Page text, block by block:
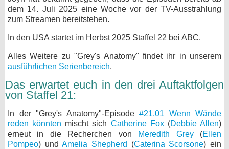
dem 14. Juli 2025 eine Woche vor der TV-Ausstrahlung
zum Streamen bereitstehen.
In den USA startet im Herbst 2025 Staffel 22 bei ABC.
Alles Weitere zu "Grey's Anatomy" findet ihr in unserem
ausführlichen Serienbereich.
Das erwartet euch in den drei Auftaktfolgen
von Staffel 21:
In der "Grey's Anatomy"-Episode #21.01 Wenn Wände
reden könnten mischt sich Catherine Fox(Debbie Allen)
erneut in die Recherchen von
Meredith Grey(Ellen
Pompeo) undAmelia Shepherd (Caterina Scorsone) ein
Cookie-Einstellungen
Impressum
Desktop-Ansicht
myFanbase